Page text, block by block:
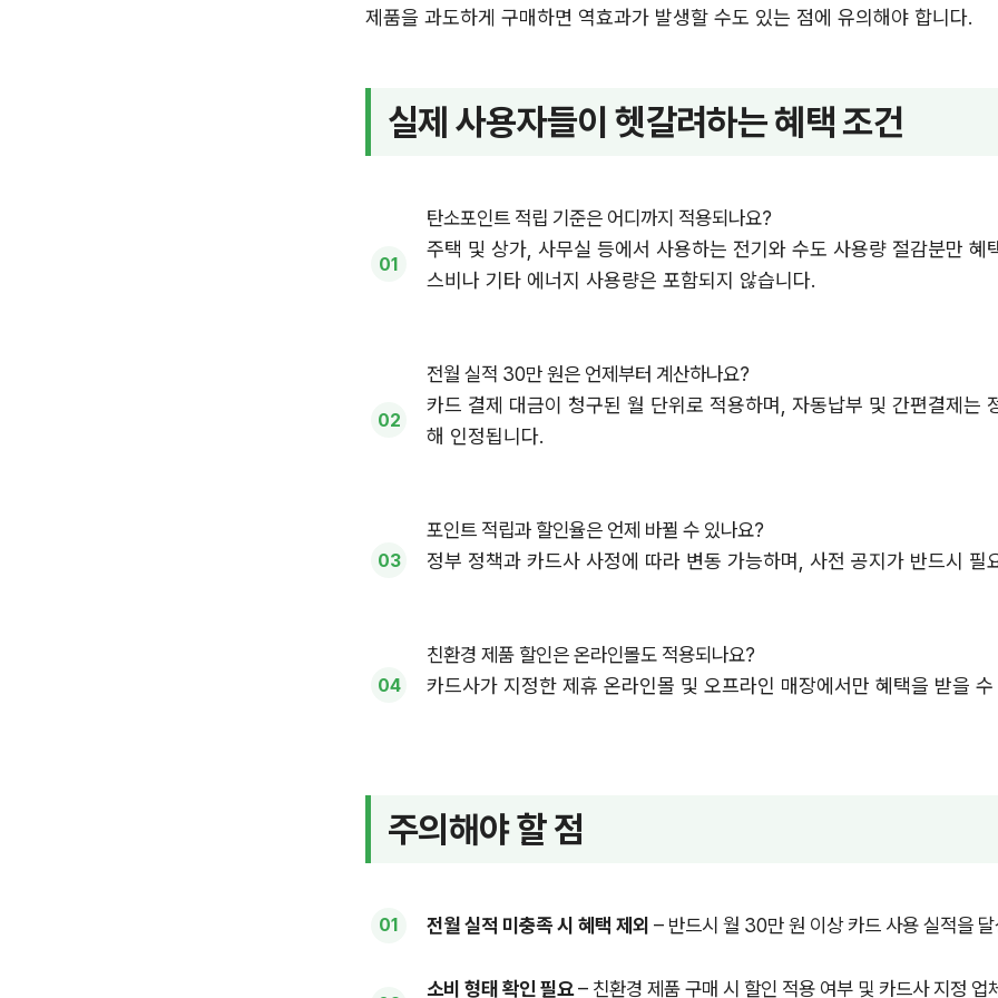
제품을 과도하게 구매하면 역효과가 발생할 수도 있는 점에 유의해야 합니다.
실제 사용자들이 헷갈려하는 혜택 조건
탄소포인트 적립 기준은 어디까지 적용되나요?
주택 및 상가, 사무실 등에서 사용하는 전기와 수도 사용량 절감분만 혜
스비나 기타 에너지 사용량은 포함되지 않습니다.
전월 실적 30만 원은 언제부터 계산하나요?
카드 결제 대금이 청구된 월 단위로 적용하며, 자동납부 및 간편결제는
해 인정됩니다.
포인트 적립과 할인율은 언제 바뀔 수 있나요?
정부 정책과 카드사 사정에 따라 변동 가능하며, 사전 공지가 반드시 필
친환경 제품 할인은 온라인몰도 적용되나요?
카드사가 지정한 제휴 온라인몰 및 오프라인 매장에서만 혜택을 받을 수
주의해야 할 점
전월 실적 미충족 시 혜택 제외 – 반드시 월 30만 원 이상 카드 사용 실적을
소비 형태 확인 필요– 친환경 제품 구매 시 할인 적용 여부 및 카드사 지정 업